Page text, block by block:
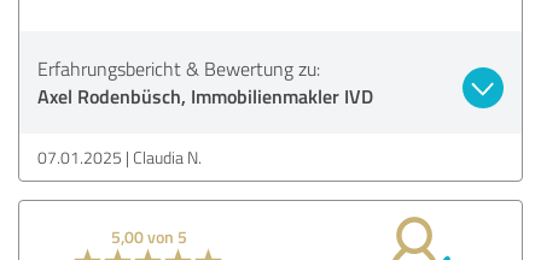
Erfahrungsbericht & Bewertung zu:
Axel Rodenbüsch, Immobilienmakler IVD
07.01.2025 Claudia N.
5,00 von 5